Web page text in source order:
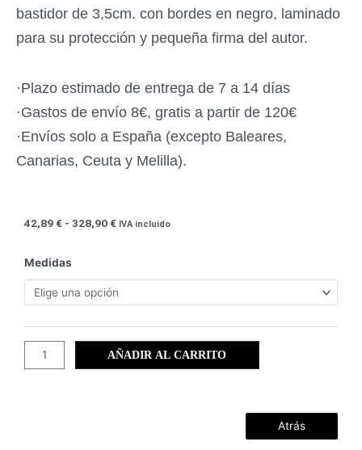
bastidor de 3,5cm. con bordes en negro, laminado
para su protección y pequeña firma del autor.
·Plazo estimado de entrega de 7 a 14 días
·Gastos de envío 8€, gratis a partir de 120€
·Envíos solo a España (excepto Baleares,
Canarias, Ceuta y Melilla).
42,89€ - 328,90€Rango
42,89 €
328,90 €
IVA incluido
Medidas
Mundo
animal
(02)
AÑADIR AL CARRITO
Atrás